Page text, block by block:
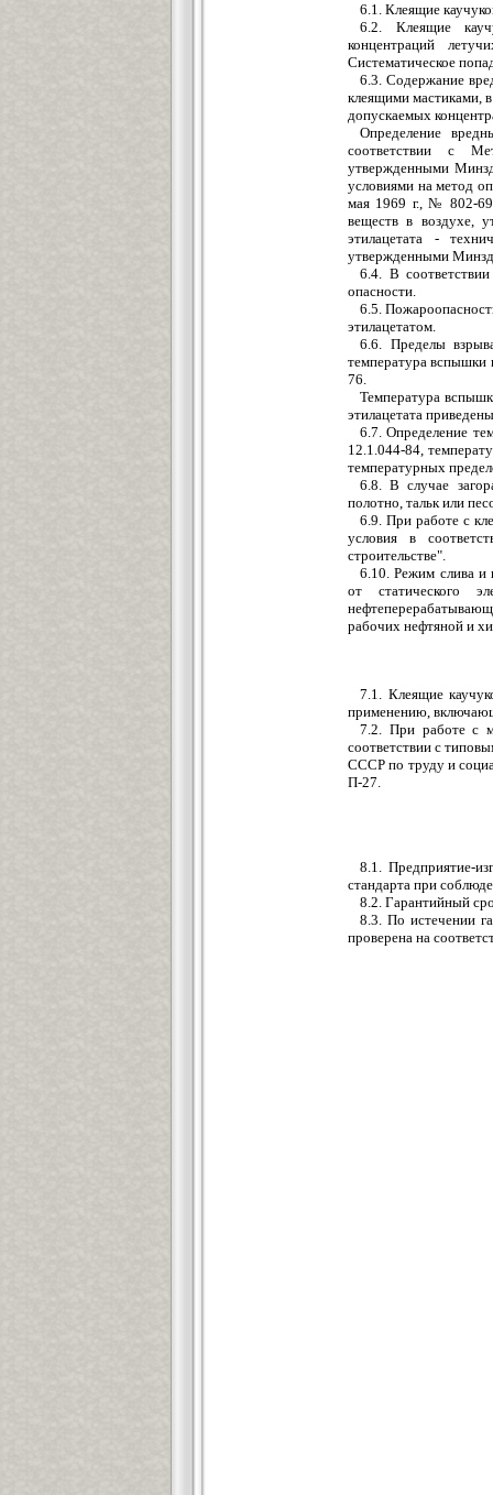
6.1. Клеящие
6.2. Клеящие
концентраций
Систематическое
6.3. Содержание
клеящими мастиками,
допускаемых
Определение
соответствии с
утвержденными
условиями на метод
мая 1969 г., № 802-
веществ в воздухе,
этилацетата -
утвержденными
6.4. В
опасности.
6.5.
этилацетатом.
6.6. Пределы
температура вспышки
76.
Температура
этилацетата
6.7. Определение
12.1.044-84,
температурных
6.8. В случае
полотно, тальк или
6.9. При работе с
условия в
строительстве".
6.10. Режим слива и
от статического
рабочих нефтяной и
7.1. Клеящие
применению,
7.2. При работе с
соответствии с
СССР по труду и
П-27.
8.1. Предприятие-
стандарта при
8.2. Гарантийный
8.3. По истечении
проверена на